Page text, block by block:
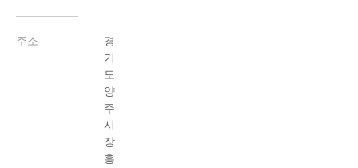
주소
경
기
도
양
주
시
장
흥